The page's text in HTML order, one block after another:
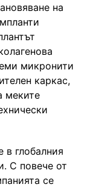
на
микронити
каркас,
меките
в глобалния
С повече от
се